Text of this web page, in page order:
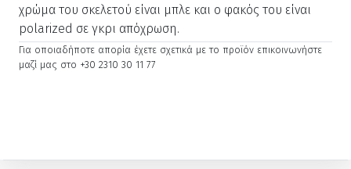
χρώμα του σκελετού είναι μπλε και ο φακός του είναι
polarized σε γκρι απόχρωση.
Για οποιαδήποτε απορία έχετε σχετικά με το προϊόν επικοινωνήστε
μαζί μας στο +30 2310 30 11 77